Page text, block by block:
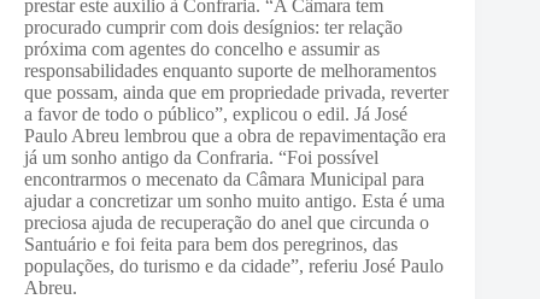
prestar este auxílio à Confraria. “A Câmara tem
procurado cumprir com dois desígnios: ter relação
próxima com agentes do concelho e assumir as
responsabilidades enquanto suporte de melhoramentos
que possam, ainda que em propriedade privada, reverter
a favor de todo o público”, explicou o edil. Já José
Paulo Abreu lembrou que a obra de repavimentação era
já um sonho antigo da Confraria. “Foi possível
encontrarmos o mecenato da Câmara Municipal para
ajudar a concretizar um sonho muito antigo. Esta é uma
preciosa ajuda de recuperação do anel que circunda o
Santuário e foi feita para bem dos peregrinos, das
populações, do turismo e da cidade”, referiu José Paulo
Abreu.